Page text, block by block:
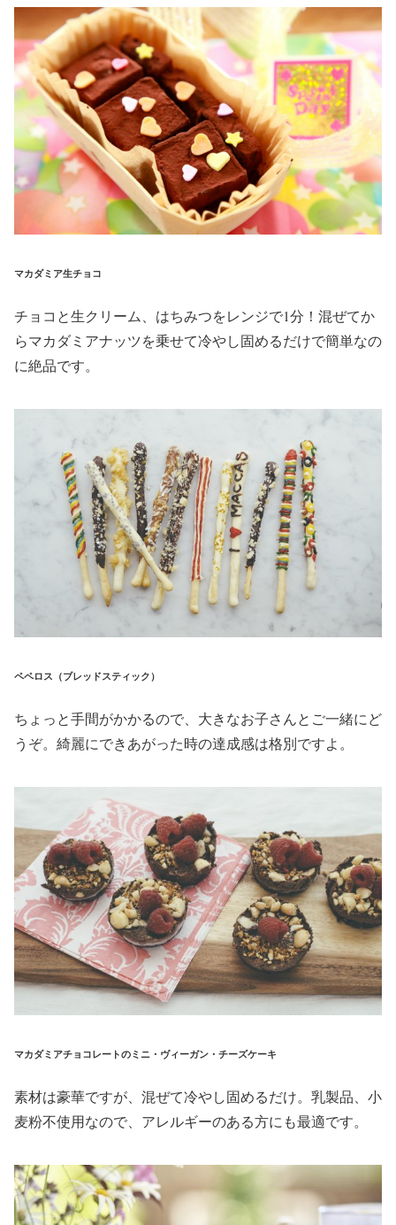
マカダミア生チョコ
チョコと生クリーム、はちみつをレンジで1分！混ぜてか
らマカダミアナッツを乗せて冷やし固めるだけで簡単なの
に絶品です。
ペペロス（ブレッドスティック）
ちょっと手間がかかるので、大きなお子さんとご一緒にど
うぞ。綺麗にできあがった時の達成感は格別ですよ。
マカダミアチョコレートのミニ・ヴィーガン・チーズケーキ
素材は豪華ですが、混ぜて冷やし固めるだけ。乳製品、小
麦粉不使用なので、アレルギーのある方にも最適です。